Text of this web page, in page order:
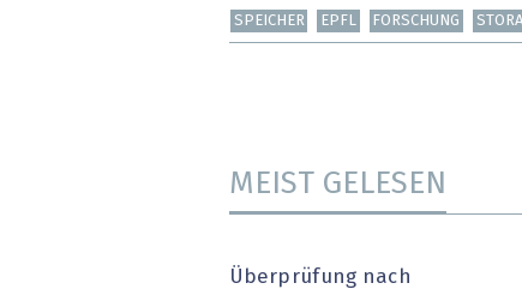
SPEICHER EPFL FORSCHUNG
MEIST GELESEN
Überprüfung nach